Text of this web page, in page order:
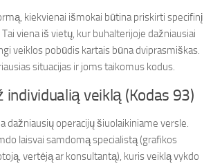
kiekvienai išmokai būtina priskirti specifinį
viena iš vietų, kur buhalterijoje dažniausiai
veiklos pobūdis kartais būna dviprasmiškas.
situacijas ir joms taikomus kodus.
individualią veiklą (Kodas 93)
dažniausių operacijų šiuolaikiniame versle.
laisvai samdomą specialistą (grafikos
vertėją ar konsultantą), kuris veiklą vykdo